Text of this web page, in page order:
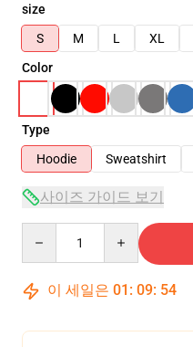
size
S
M L XL
Color
Type
Hoodie
Sweatshirt
사이즈 가이드 보기
이 세일은 01 : 09: 54